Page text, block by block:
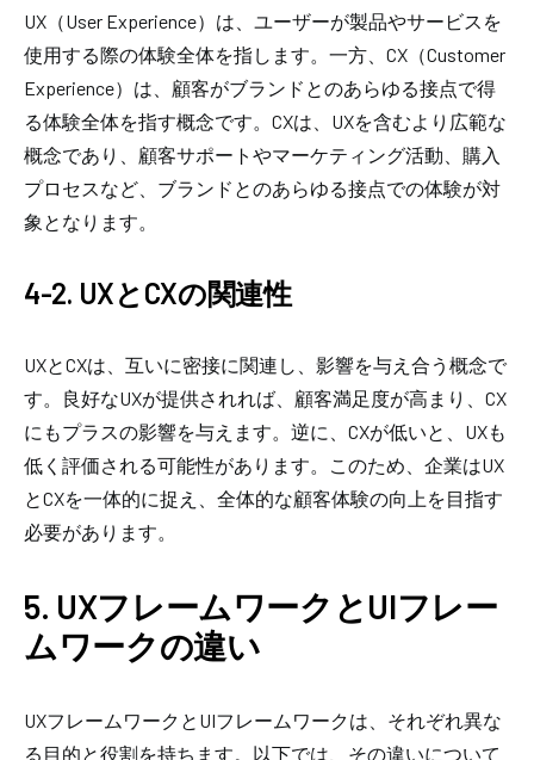
UX（User Experience）は、ユーザーが製品やサービスを
使用する際の体験全体を指します。一方、CX（Customer
Experience）は、顧客がブランドとのあらゆる接点で得
る体験全体を指す概念です。CXは、UXを含むより広範な
概念であり、顧客サポートやマーケティング活動、購入
プロセスなど、ブランドとのあらゆる接点での体験が対
象となります。
4-2. UXとCXの関連性
UXとCXは、互いに密接に関連し、影響を与え合う概念で
す。良好なUXが提供されれば、顧客満足度が高まり、CX
にもプラスの影響を与えます。逆に、CXが低いと、UXも
低く評価される可能性があります。このため、企業はUX
とCXを一体的に捉え、全体的な顧客体験の向上を目指す
必要があります。
5. UXフレームワークとUIフレー
ムワークの違い
UXフレームワークとUIフレームワークは、それぞれ異な
る目的と役割を持ちます。以下では、その違いについて